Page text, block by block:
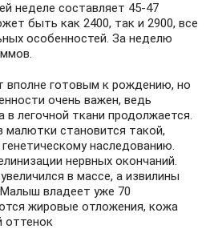
неделе составляет 45-47
быть как 2400, так и 2900, все
особенностей. За неделю
готовым к рождению, но
очень важен, ведь
в легочной ткани продолжается.
малютки становится такой,
наследованию.
нервных окончаний.
в массе, а извилины
владеет уже 70
жировые отложения, кожа
оттенок